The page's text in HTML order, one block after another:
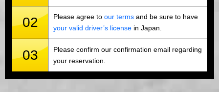
02 Please agree to our terms and be sure to have
your valid driver’s license in Japan.
03
Please confirm our confirmation email regarding
your reservation.